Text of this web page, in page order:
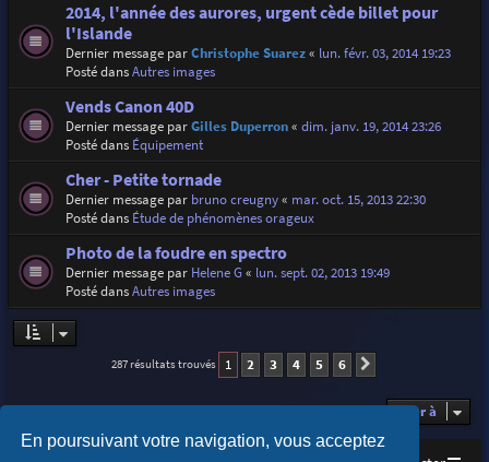
En poursuivant votre navigation, vous acceptez
2014, l'année des aurores, urgent cède billet pour
l'Islande
Dernier message parChristophe Suarez« lun. févr. 03, 2014 19:23
Posté dansAutres images
Vends Canon 40D
Dernier message parGilles Duperron« dim. janv. 19, 2014 23:26
Posté dans Équipement
Cher - Petite tornade
Dernier message par bruno creugny« mar. oct. 15, 2013 22:30
Posté dans Étude de phénomènes orageux
Photo de la foudre en spectro
Dernier message par Helene G« lun. sept. 02, 2013 19:49
Posté dansAutres images
287 résultats trouvés 1 2 3 4 5 6
Aller à